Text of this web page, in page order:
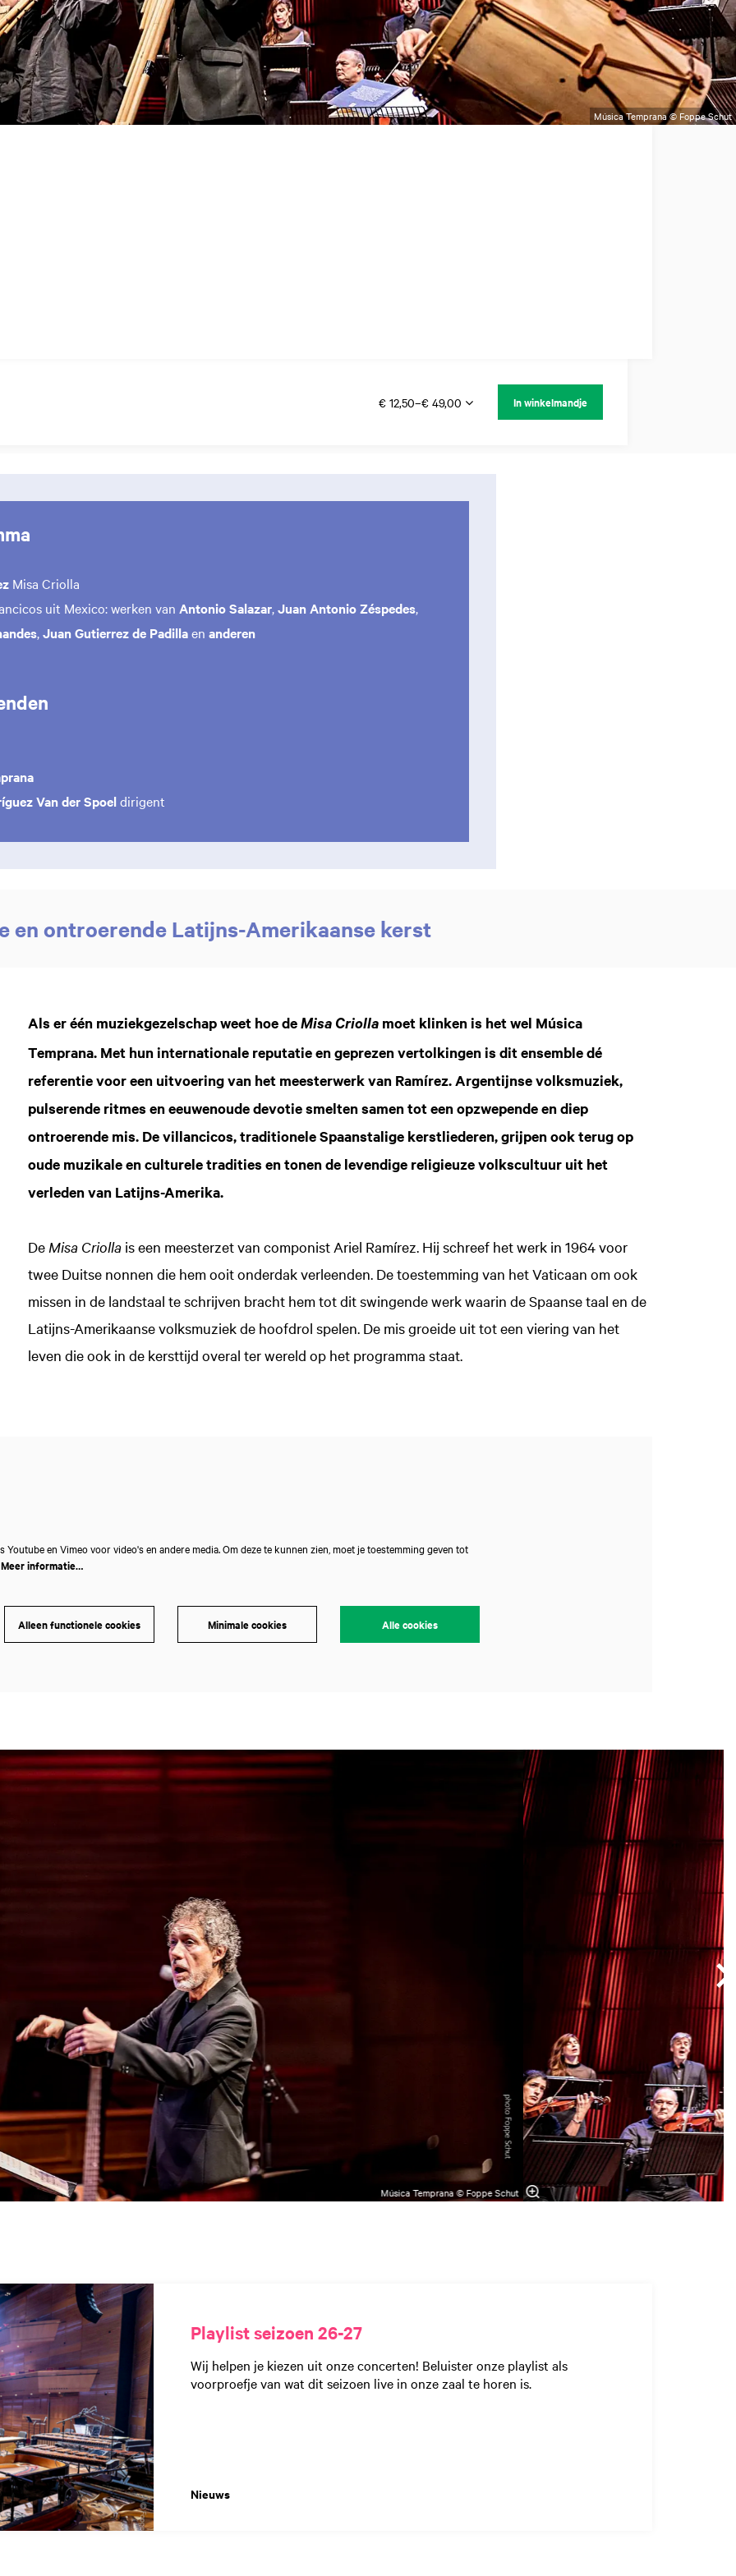
Música Temprana © Foppe Schut
€ 12,50–€ 49,00
In winkelmandje
Misa Criolla
uit Mexico: werken van Antonio Salazar,Juan Antonio Zéspedes,
,Juan Gutierrez de Padillaen anderen
Van der Spoeldirigent
en ontroerende Latijns-Amerikaanse kerst
Als er één muziekgezelschap weet hoe de Misa Criolla moet klinken is het wel Música
Temprana. Met hun internationale reputatie en geprezen vertolkingen is dit ensemble dé
referentie voor een uitvoering van het meesterwerk van Ramírez. Argentijnse volksmuziek,
pulserende ritmes en eeuwenoude devotie smelten samen tot een opzwepende en diep
ontroerende mis. De villancicos, traditionele Spaanstalige kerstliederen, grijpen ook terug op
oude muzikale en culturele tradities en tonen de levendige religieuze volkscultuur uit het
verleden van Latijns-Amerika.
De Misa Criollais een meesterzet van componist Ariel Ramírez. Hij schreef het werk in 1964 voor
twee Duitse nonnen die hem ooit onderdak verleenden. De toestemming van het Vaticaan om ook
missen in de landstaal te schrijven bracht hem tot dit swingende werk waarin de Spaanse taal en de
Latijns-Amerikaanse volksmuziek de hoofdrol spelen. De mis groeide uit tot een viering van het
leven die ook in de kersttijd overal ter wereld op het programma staat.
Youtube en Vimeo voor video's en andere media. Om deze te kunnen zien, moet je toestemming geven tot
Meer informatie…
Alleen functionele cookies Minimale cookies Alle cookies
Música Temprana © Foppe Schut
Inzoomen
Playlist seizoen 26-27
Wij helpen je kiezen uit onze concerten! Beluister onze playlist als
voorproefje van wat dit seizoen live in onze zaal te horen is.
Nieuws